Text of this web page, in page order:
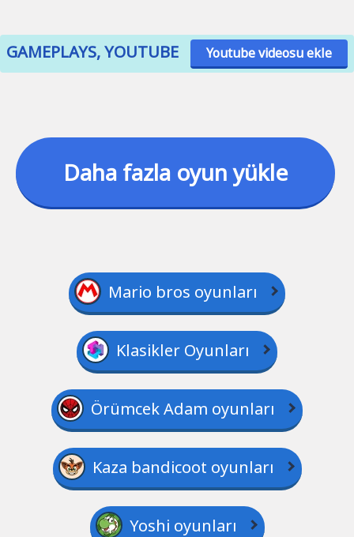
GAMEPLAYS, YOUTUBE Youtube videosu ekle
Daha fazla oyun yükle
Mario bros oyunları
Klasikler Oyunları
Örümcek Adam oyunları
Kaza bandicoot oyunları
Yoshi oyunları